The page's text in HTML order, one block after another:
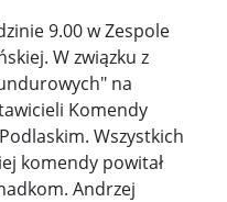
9.00 w Zespole
W związku z
na
Komendy
Wszystkich
komendy powitał
Andrzej